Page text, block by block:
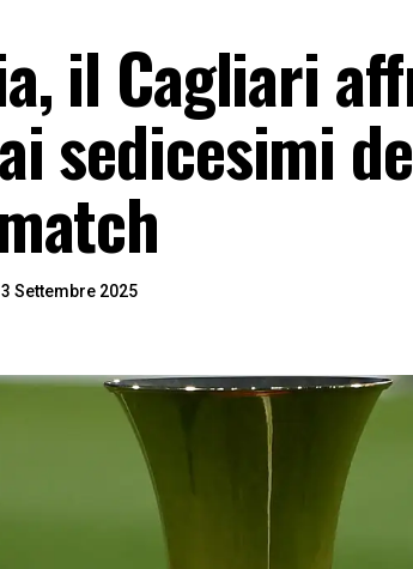
il Cagliari
sedicesimi
3 Settembre 2025